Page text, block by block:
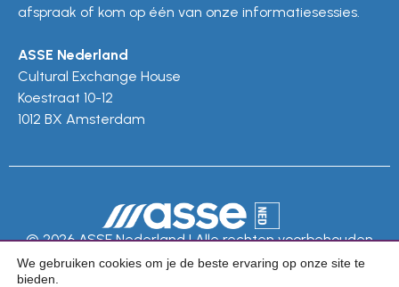
afspraak of kom op één van onze informatiesessies.
ASSE Nederland
Cultural Exchange House
Koestraat 10-12
1012 BX Amsterdam
© 2026 ASSE Nederland | Alle rechten voorbehouden
We gebruiken cookies om je de beste ervaring op onze site te
bieden.